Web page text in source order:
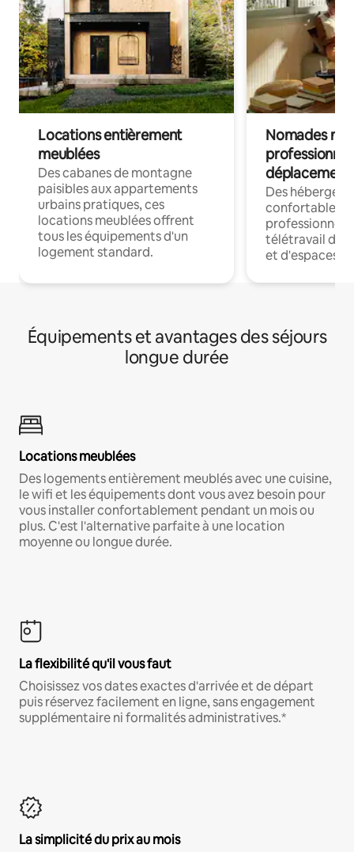
Locations entièrement
meublées
Des cabanes de montagne
paisibles aux appartements
urbains pratiques, ces
locations meublées offrent
tous les équipements d'un
logement standard.
Nomades
déplacement
Des
confortables
professionnels
télétravail
et d'espaces
Équipements et avantages des séjours
longue durée
Locations meublées
Des logements entièrement meublés avec une cuisine,
le wifi et les équipements dont vous avez besoin pour
vous installer confortablement pendant un mois ou
plus. C'est l'alternative parfaite à une location
moyenne ou longue durée.
La flexibilité qu'il vous faut
Choisissez vos dates exactes d'arrivée et de départ
puis réservez facilement en ligne, sans engagement
supplémentaire ni formalités administratives.*
La simplicité du prix au mois